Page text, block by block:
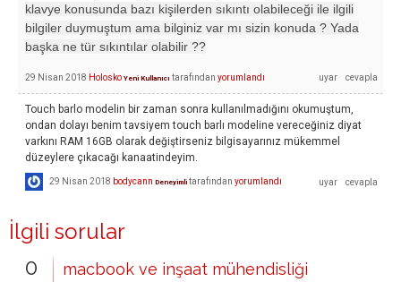
klavye konusunda bazı kişilerden sıkıntı olabileceği ile ilgili
bilgiler duymuştum ama bilginiz var mı sizin konuda ? Yada
başka ne tür sıkıntılar olabilir ??
29 Nisan 2018 Holosko Yeni Kullanıcı tarafından yorumlandı
Touch barlo modelin bir zaman sonra kullanılmadığını okumuştum,
ondan dolayı benim tavsiyem touch barlı modeline vereceğiniz diyat
varkını RAM 16GB olarak değiştirseniz bilgisayarınız mükemmel
düzeylere çıkacağı kanaatindeyim.
29 Nisan 2018 bodycann Deneyimli tarafından yorumlandı
İlgili sorular
0
macbook ve inşaat mühendisliği